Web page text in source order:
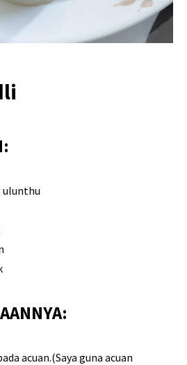
ulunthu
acuan.(Saya guna acuan